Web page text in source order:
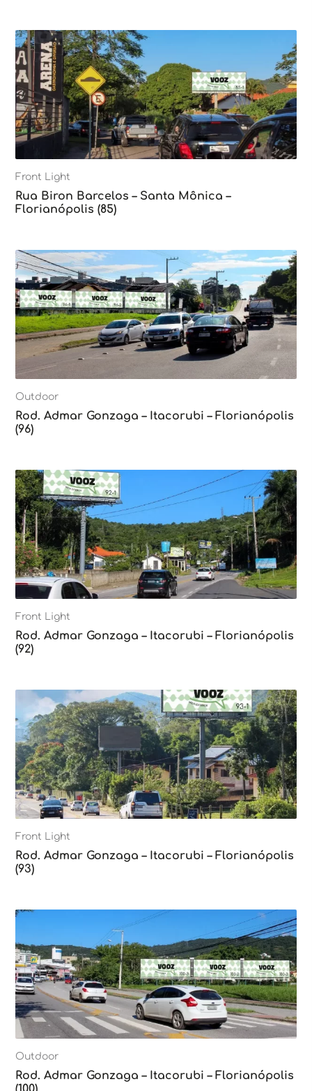
Front Light
Rua Biron Barcelos – Santa Mônica –
Florianópolis (85)
Outdoor
Rod. Admar Gonzaga – Itacorubi – Florianópolis
(96)
Front Light
Rod. Admar Gonzaga – Itacorubi – Florianópolis
(92)
Front Light
Rod. Admar Gonzaga – Itacorubi – Florianópolis
(93)
Outdoor
Rod. Admar Gonzaga – Itacorubi – Florianópolis